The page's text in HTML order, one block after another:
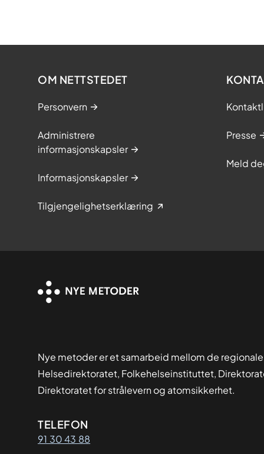
OM NETTSTEDET
Personvern
Administrere
informasjonskapsler
Informasjonskapsler
Tilgjengelighetserklæring
Presse
Meld
Nye metoder er et samarbeid mellom de
Helsedirektoratet, Folkehelseinstituttet,
Direktoratet for strålevern og atomsikkerhet.
Kontaktinformasjon
TELEFON
91 30 43 88